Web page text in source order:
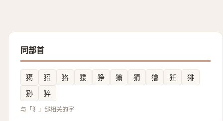
同部首
獦 㹦 狢 㹻 狰 㺋 猜 獪 狅
猅
狲
猝
与「犭」部相关的字